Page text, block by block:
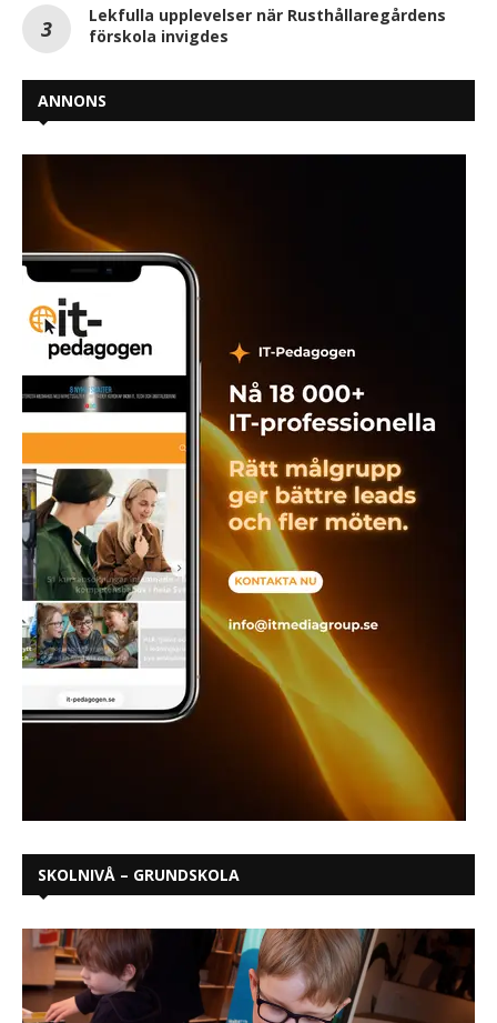
Lekfulla upplevelser när Rusthållaregårdens
förskola invigdes
ANNONS
SKOLNIVÅ – GRUNDSKOLA